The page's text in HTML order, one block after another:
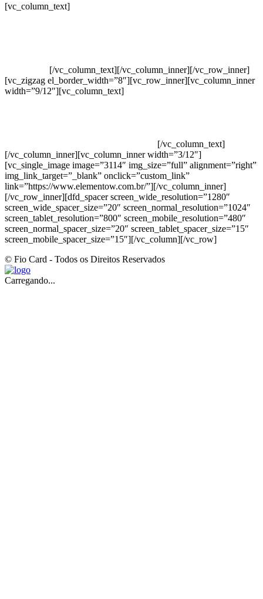
[vc_column_text]
[/vc_column_text][/vc_column_inner][/vc_row_inner]
[vc_zigzag el_border_width=”8″][vc_row_inner][vc_column_inner
width=”9/12″][vc_column_text]
[/vc_column_text]
[/vc_column_inner][vc_column_inner width=”3/12″]
[vc_single_image image=”3114″ img_size=”full” alignment=”right”
img_link_target=”_blank” onclick=”custom_link”
link=”https://www.elementow.com.br/”][/vc_column_inner]
[/vc_row_inner][dfd_spacer screen_wide_resolution=”1280″
screen_wide_spacer_size=”20″ screen_normal_resolution=”1024″
screen_tablet_resolution=”800″ screen_mobile_resolution=”480″
screen_normal_spacer_size=”20″ screen_tablet_spacer_size=”15″
screen_mobile_spacer_size=”15″][/vc_column][/vc_row]
© Fio Card - Todos os Direitos Reservados
Carregando...